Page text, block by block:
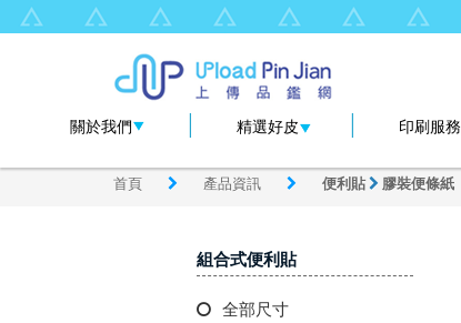
關於我們 | 精選好皮 | 印刷服務
首頁 產品資訊 便利貼 膠裝便條紙
組合式便利貼
全部尺寸